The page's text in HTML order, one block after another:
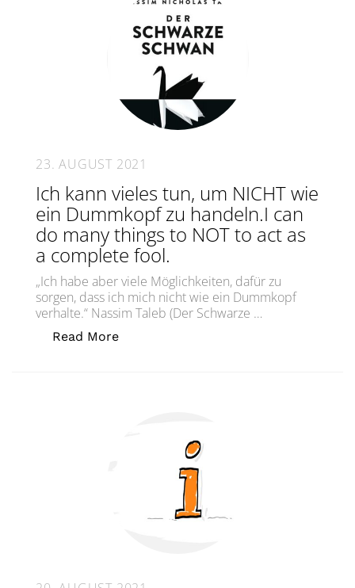
23. AUGUST 2021
Ich kann vieles tun, um NICHT wie
ein Dummkopf zu handeln.I can
do many things to NOT to act as
a complete fool.
„Ich habe aber viele Möglichkeiten, dafür zu
sorgen, dass ich mich nicht wie ein Dummkopf
verhalte.“ Nassim Taleb (Der Schwarze …
Read More„Ich kann vieles tun, um NICHT wie